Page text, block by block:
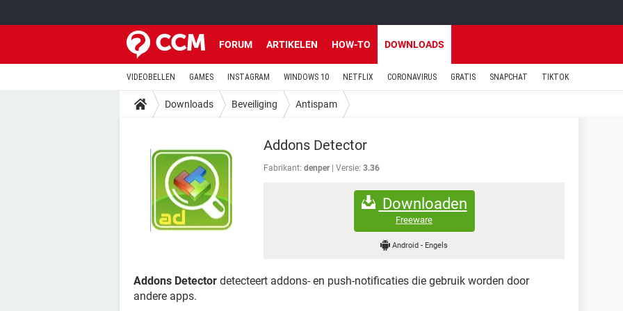
FORUM ARTIKELEN HOW-TO DOWNLOADS
VIDEOBELLEN GAMES INSTAGRAM WINDOWS 10 NETFLIX CORONAVIRUS GRATIS SNAPCHAT TIKTOK
Downloads Beveiliging Antispam
Addons Detector
Fabrikant: denper Versie: 3.36
Downloaden
Freeware
Android- Engels
Addons Detector detecteert addons- en push-notificaties die gebruik worden door
andere apps.